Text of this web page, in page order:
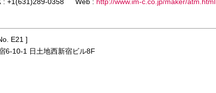
E21 ]
6-10-1 日土地西新宿ビル8F